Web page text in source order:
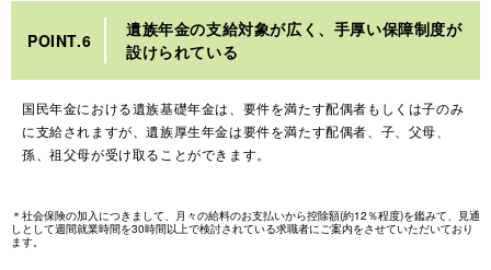
POINT.6
遺族年金の支給対象が広く、手厚い保障制度が
設けられている
国民年金における遺族基礎年金は、要件を満たす配偶者もしくは子のみ
に支給されますが、遺族厚生年金は要件を満たす配偶者、子、父母、
孫、祖父母が受け取ることができます。
＊社会保険の加入につきまして、月々の給料のお支払いから控除額(約12％程度)を鑑みて、見通
しとして週間就業時間を30時間以上で検討されている求職者にご案内をさせていただいており
ます。